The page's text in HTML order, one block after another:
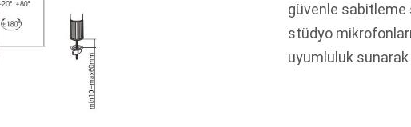
güvenle sabitleme
stüdyo
uyumluluk